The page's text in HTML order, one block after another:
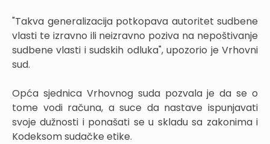
"Takva generalizacija potkopava autoritet sudbene
vlasti te izravno ili neizravno poziva na nepoštivanje
sudbene vlasti i sudskih odluka", upozorio je Vrhovni
sud.
Opća sjednica Vrhovnog suda pozvala je da se o
tome vodi računa, a suce da nastave ispunjavati
svoje dužnosti i ponašati se u skladu sa zakonima i
Kodeksom sudačke etike.